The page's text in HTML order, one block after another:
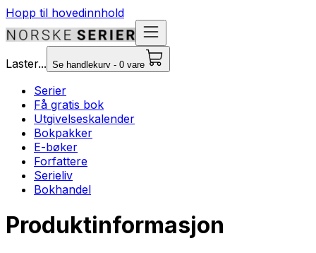
Hopp til hovedinnhold
Laster... Se handlekurv - 0 vare
Serier
Få gratis bok
Utgivelseskalender
Bokpakker
E-bøker
Forfattere
Serieliv
Bokhandel
Produktinformasjon